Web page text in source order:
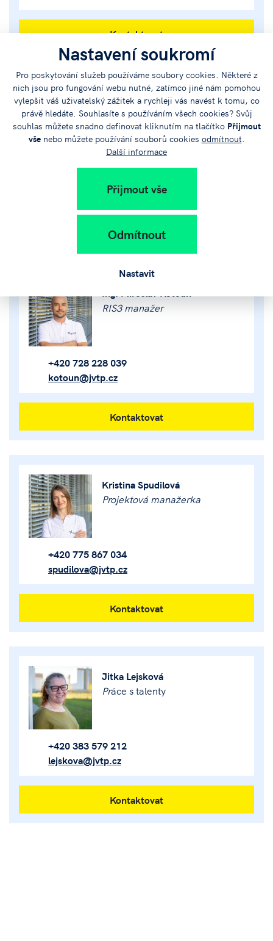
Nastavení soukromí
Pro poskytování služeb používáme soubory cookies. Některé z
nich jsou pro fungování webu nutné, zatímco jiné nám pomohou
vylepšit váš uživatelský zážitek a rychleji vás navést k tomu, co
právě hledáte. Souhlasíte s používáním všech cookies? Svůj
souhlas můžete snadno definovat kliknutím na tlačítko Přijmout
všenebo můžete používání souborů cookies odmítnout.
Další informace
Přijmout vše
Odmítnout
Nastavit
Kontaktovat
Radek Zavadil
Technik
+420 777 029 594
zavadil@jvtp.cz
RIS3 manažer
+420 728 228 039
kotoun@jvtp.cz
Kontaktovat
Kristina Spudilová
Projektová manažerka
+420 775 867 034
spudilova@jvtp.cz
Kontaktovat
Jitka Lejsková
Práce s talenty
+420 383 579 212
lejskova@jvtp.cz
Kontaktovat